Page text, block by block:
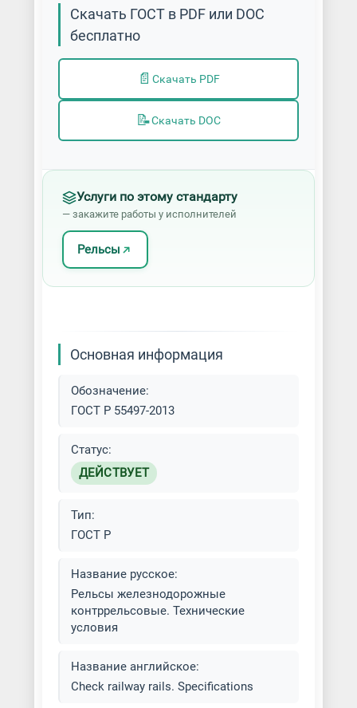
Скачать ГОСТ в PDF или DOC
бесплатно
📄 Скачать PDF
📝Скачать DOC
Услуги по этому стандарту
— закажите работы у исполнителей
Рельсы
Основная информация
Обозначение:
ГОСТ Р 55497-2013
Статус:
ДЕЙСТВУЕТ
Тип:
ГОСТ Р
Название русское:
Рельсы железнодорожные
контррельсовые. Технические
условия
Название английское:
Check railway rails. Specifications